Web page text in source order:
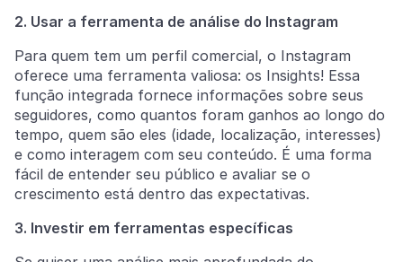
2. Usar a ferramenta de análise do Instagram
Para quem tem um perfil comercial, o Instagram
oferece uma ferramenta valiosa: os Insights! Essa
função integrada fornece informações sobre seus
seguidores, como quantos foram ganhos ao longo do
tempo, quem são eles (idade, localização, interesses)
e como interagem com seu conteúdo. É uma forma
fácil de entender seu público e avaliar se o
crescimento está dentro das expectativas.
3. Investir em ferramentas específicas